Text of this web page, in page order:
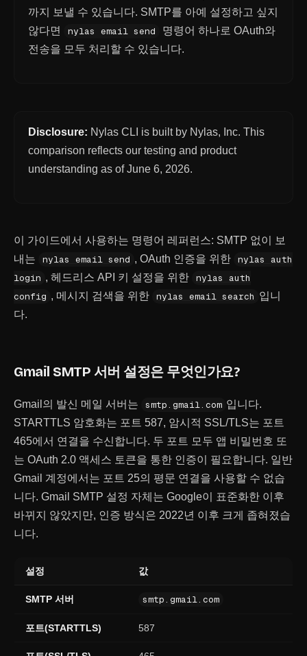
까지 보낼 수 있습니다. SMTP를 아예 설정하고 싶지
않다면
nylas email send
명령어 하나로 OAuth와
전송을 모두 처리할 수 있습니다.
Disclosure: Nylas CLI is built by Nylas, Inc. This
comparison reflects our testing and product
understanding as ofJune 6, 2026.
이 가이드에서 사용하는 명령어 레퍼런스: SMTP 없이 보
내는
nylas email send , OAuth 인증을 위한 nylas auth
login , 헤드리스 API 키 설정을 위한 nylas auth
config , 메시지 검색을 위한 nylas email search 입니
다.
Gmail SMTP 서버 설정은 무엇인가요?
Gmail의 발신 메일 서버는 smtp.gmail.com 입니다.
STARTTLS 암호화는 포트 587, 암시적 SSL/TLS는 포트
465에서 연결을 수신합니다. 두 포트 모두 앱 비밀번호 또
는 OAuth 2.0 액세스 토큰을 통한 인증이 필요합니다. 일반
Gmail 계정에서는 포트 25의 평문 연결을 사용할 수 없습
니다. Gmail SMTP 설정 자체는 Google이 표준화한 이후
바뀌지 않았지만, 인증 방식은 2022년 이후 크게 좁혀졌습
니다.
설정 값
SMTP 서버 smtp.gmail.com
포트(STARTTLS) 587